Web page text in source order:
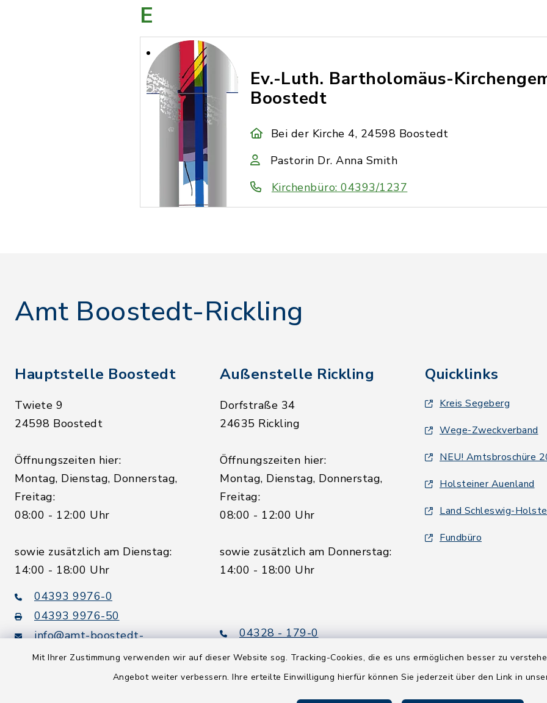
Mit Ihrer Zustimmung verwenden wir auf dieser Website sog. Tracking-Cookies, die es uns ermöglichen besser zu
Angebot weiter verbessern. Ihre erteilte Einwilligung hierfür können Sie jederzeit über den Link in
E
Ev.-Luth. Bartholomäus-
Boostedt
Bei der Kirche 4, 24598 Boostedt
Pastorin Dr. Anna Smith
Kirchenbüro: 04393/1237
Amt Boostedt-Rickling
Hauptstelle Boostedt
Twiete 9
24598 Boostedt
Öffnungszeiten hier:
Montag, Dienstag, Donnerstag,
Freitag:
08:00 - 12:00 Uhr
sowie zusätzlich am Dienstag:
14:00 - 18:00 Uhr
04393 9976-0
04393 9976-50
info@amt-boostedt-
Außenstelle Rickling
Dorfstraße 34
24635 Rickling
Öffnungszeiten hier:
Montag, Dienstag, Donnerstag,
Freitag:
08:00 - 12:00 Uhr
sowie zusätzlich am Donnerstag:
14:00 - 18:00 Uhr
04328 - 179-0
04328 - 179-44
info@amt-boostedt-
Quicklinks
Kreis Segeberg
Wege-Zweckverband
NEU! Amtsbroschüre
Holsteiner Auenland
Land Schleswig-
Fundbüro